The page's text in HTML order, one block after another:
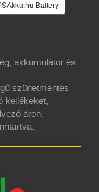
Battery
akkumulátor és
szünetmentes
kellékeket,
áron.